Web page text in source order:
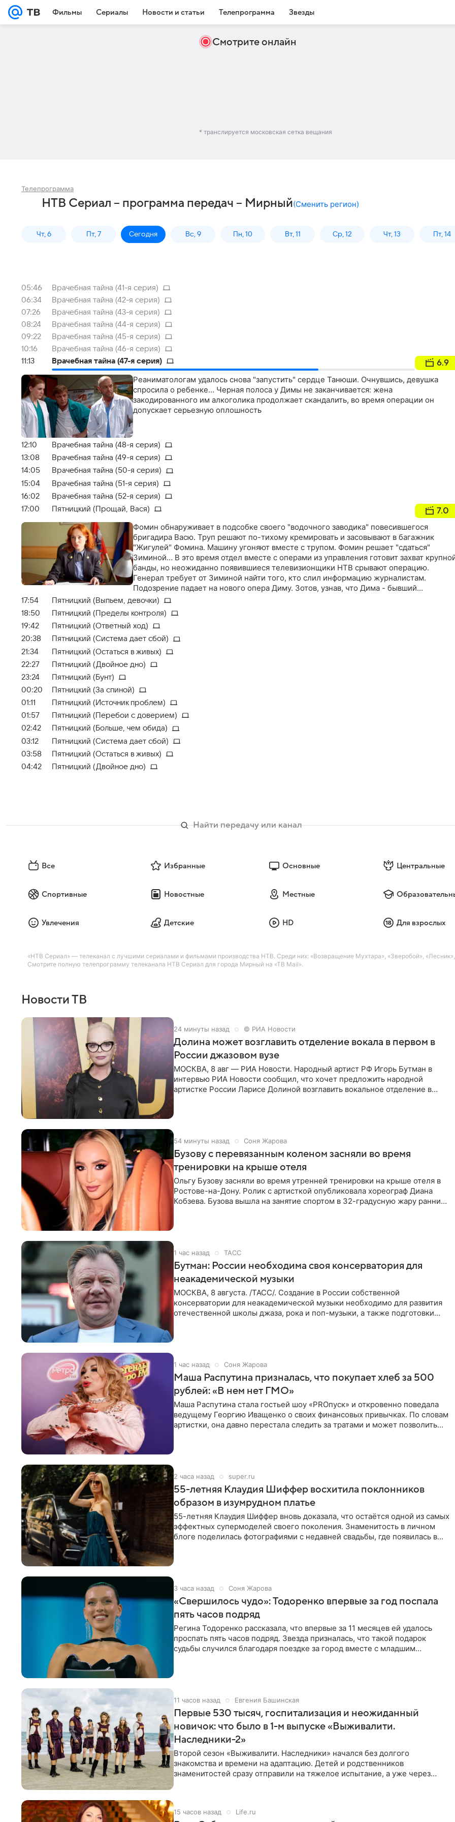
Фильмы Сериалы Новости и статьи Телепрограмма Звезды
Смотрите онлайн
* транслируется московская сетка вещания
Телепрограмма
НТВ Сериал – программа передач – Мирный(Сменить регион)
Чт, 6 Пт, 7 Сегодня Вс, 9 Пн, 10 Вт, 11 Ср, 12 Чт, 13 Пт, 14
05:46
Врачебная тайна (41-я серия)
06:34
Врачебная тайна (42-я серия)
07:26
Врачебная тайна (43-я серия)
08:24
Врачебная тайна (44-я серия)
09:22
Врачебная тайна (45-я серия)
10:16
Врачебная тайна (46-я серия)
11:13
Врачебная тайна (47-я серия) 6.9
Реаниматологам удалось снова "запустить" сердце Танюши. Очнувшись, девушка
спросила о ребенке… Черная полоса у Димы не заканчивается: жена
закодированного им алкоголика продолжает скандалить, во время операции он
допускает серьезную оплошность
12:10
Врачебная тайна (48-я серия)
13:08
Врачебная тайна (49-я серия)
14:05
Врачебная тайна (50-я серия)
15:04
Врачебная тайна (51-я серия)
16:02
Врачебная тайна (52-я серия)
17:00
Пятницкий (Прощай, Вася) 7.0
Фомин обнаруживает в подсобке своего "водочного заводика" повесившегося
бригадира Васю. Труп решают по-тихому кремировать и засовывают в багажник
"Жигулей" Фомина. Машину угоняют вместе с трупом. Фомин решает "сдаться"
Зиминой… В это время отдел вместе с операми из управления готовит захват
банды, но неожиданно появившиеся телевизионщики НТВ срывают операцию.
Генерал требует от Зиминой найти того, кто слил информацию журналистам.
Подозрение падает на нового опера Диму. Зотов, узнав, что Дима - бывший
телерепортер, жестоко избивает его, а на следующий день Паша признается Роме,
что это он слил информацию, а пострадал невинный. Машина Фомина находится, и он
с помощью Олега и Вадима кремирует тело
17:54
Пятницкий (Выпьем, девочки)
18:50
Пятницкий (Пределы контроля)
19:42
Пятницкий (Ответный ход)
20:38
Пятницкий (Система дает сбой)
21:34
Пятницкий (Остаться в живых)
22:27
Пятницкий (Двойное дно)
23:24
Пятницкий (Бунт)
00:20
Пятницкий (За спиной)
01:11
Пятницкий (Источник проблем)
01:57
Пятницкий (Перебои с доверием)
02:42
Пятницкий (Больше, чем обида)
03:12
Пятницкий (Система дает сбой)
03:58
Пятницкий (Остаться в живых)
04:42
Пятницкий (Двойное дно)
Все Избранные Основные Центральные
Спортивные Новостные Местные
Увлечения Детские HD Для взрослых
«НТВ Сериал» — телеканал с лучшими сериалами и фильмами производства НТВ. Среди них: «Возвращение Мухтара», «Зверобой»,
Смотрите полную телепрограмму телеканала НТВ Сериал для города Мирный на «ТВ Mail».
Новости ТВ
24 минуты назад © РИА Новости
Долина может возглавить отделение вокала в первом в
России джазовом вузе
МОСКВА, 8 авг — РИА Новости. Народный артист РФ Игорь Бутман в
интервью РИА Новости сообщил, что хочет предложить народной
артистке России Ларисе Долиной возглавить вокальное отделение в
54 минуты назад Соня Жарова
Бузову с перевязанным коленом засняли во время
тренировки на крыше отеля
Ольгу Бузову засняли во время утренней тренировки на крыше отеля в
Ростове-на-Дону. Ролик с артисткой опубликовала хореограф Диана
Кобзева. Бузова вышла на занятие спортом в 32-градусную жару ранним
1 час назад ТАСС
Бутман: России необходима своя консерватория для
неакадемической музыки
МОСКВА, 8 августа. /ТАСС/. Создание в России собственной
консерватории для неакадемической музыки необходимо для развития
отечественной школы джаза, рока и поп-музыки, а также подготовки
1 час назад Соня Жарова
Маша Распутина призналась, что покупает хлеб за 500
рублей: «В нем нет ГМО»
Маша Распутина стала гостьей шоу «PROпуск» и откровенно поведала
ведущему Георгию Иващенко о своих финансовых привычках. По словам
артистки, она давно перестала следить за тратами и может позволить
2 часа назад super.ru
55-летняя Клаудия Шиффер восхитила поклонников
образом в изумрудном платье
55-летняя Клаудия Шиффер вновь доказала, что остаётся одной из самых
эффектных супермоделей своего поколения. Знаменитость в личном
блоге поделилась фотографиями с недавней свадьбы, где появилась в
3 часа назад Соня Жарова
«Свершилось чудо»: Тодоренко впервые за год поспала
пять часов подряд
Регина Тодоренко рассказала, что впервые за 11 месяцев ей удалось
проспать пять часов подряд. Звезда призналась, что такой подарок
судьбы случился благодаря поездке за город вместе с младшим
11 часов назад Евгения Башинская
Первые 530 тысяч, госпитализация и неожиданный
новичок: что было в 1-м выпуске «Выживалити.
Наследники-2»
Второй сезон «Выживалити. Наследники» начался без долгого
знакомства и времени на адаптацию. Детей и родственников
знаменитостей сразу отправили на тяжелое испытание, а уже через
15 часов назад Life.ru